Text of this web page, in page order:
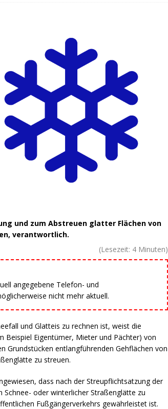
und zum Abstreuen glatter Flächen von
verantwortlich.
(Lesezeit: 4 Minuten)
angegebene Telefon- und
nicht mehr aktuell.
und Glatteis zu rechnen ist, weist die
Beispiel Eigentümer, Mieter und Pächter) von
Grundstücken entlangführenden Gehflächen von
zu streuen.
dass nach der Streupflichtsatzung der
oder winterlicher Straßenglätte zu
Fußgängerverkehrs gewährleistet ist.